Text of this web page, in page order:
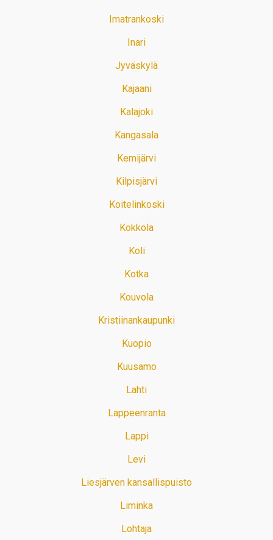
Imatrankoski
Inari
Jyväskylä
Kajaani
Kalajoki
Kangasala
Kemijärvi
Kilpisjärvi
Koitelinkoski
Kokkola
Koli
Kotka
Kouvola
Kristiinankaupunki
Kuopio
Kuusamo
Lahti
Lappeenranta
Lappi
Levi
Liesjärven kansallispuisto
Liminka
Lohtaja